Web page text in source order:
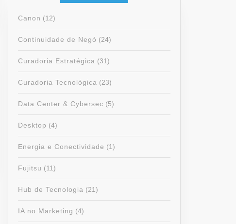
Canon (12)
Continuidade de Negó (24)
Curadoria Estratégica (31)
Curadoria Tecnológica (23)
Data Center & Cybersec (5)
Desktop (4)
Energia e Conectividade (1)
Fujitsu (11)
Hub de Tecnologia (21)
IA no Marketing (4)